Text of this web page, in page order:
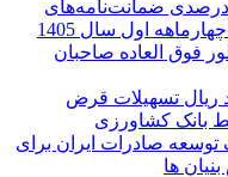
افزایش ۷۰ درصدی منابع و ۱۳۲ درصدی ضمانت‌نامه‌های
اول سال 1405
فوق العاده صاحبان
هزار میلیارد ریال تسهیلات قرض
بانک کشاورزی
بانک توسعه صادرات ایران برای
ها